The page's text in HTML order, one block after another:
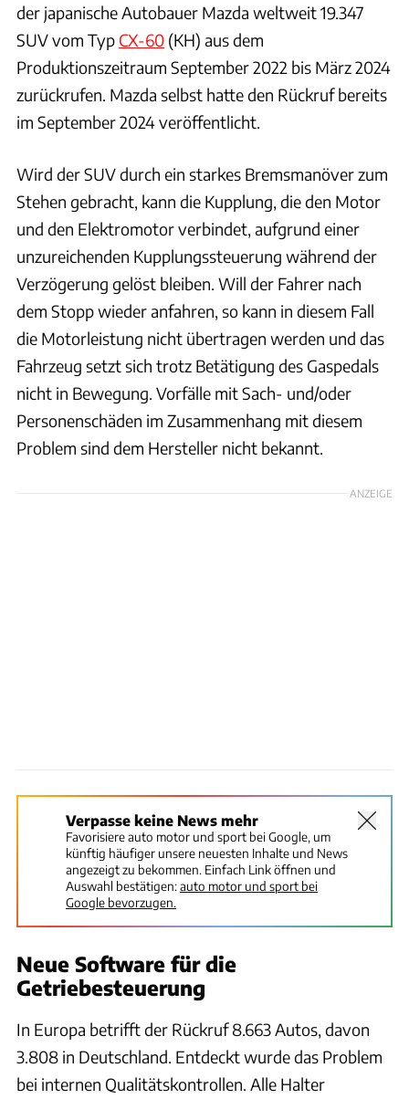
der japanische Autobauer Mazda weltweit 19.347
SUV vom Typ CX-60 (KH) aus dem
Produktionszeitraum September 2022 bis März 2024
zurückrufen. Mazda selbst hatte den Rückruf bereits
im September 2024 veröffentlicht.
Wird der SUV durch ein starkes Bremsmanöver zum
Stehen gebracht, kann die Kupplung, die den Motor
und den Elektromotor verbindet, aufgrund einer
unzureichenden Kupplungssteuerung während der
Verzögerung gelöst bleiben. Will der Fahrer nach
dem Stopp wieder anfahren, so kann in diesem Fall
die Motorleistung nicht übertragen werden und das
Fahrzeug setzt sich trotz Betätigung des Gaspedals
nicht in Bewegung. Vorfälle mit Sach- und/oder
Personenschäden im Zusammenhang mit diesem
Problem sind dem Hersteller nicht bekannt.
ANZEIGE
Verpasse keine News mehr
Favorisiere auto motor und sport bei Google, um
künftig häufiger unsere neuesten Inhalte und News
angezeigt zu bekommen. Einfach Link öffnen und
Auswahl bestätigen:auto motor und sport bei
Google bevorzugen.
Neue Software für die
Getriebesteuerung
In Europa betrifft der Rückruf 8.663 Autos, davon
3.808 in Deutschland. Entdeckt wurde das Problem
bei internen Qualitätskontrollen. Alle Halter